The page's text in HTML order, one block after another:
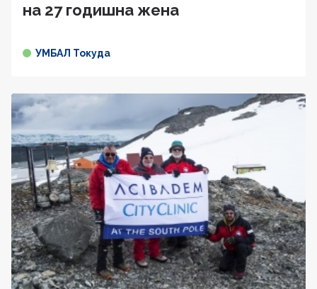
на 27 годишна жена
УМБАЛ Токуда